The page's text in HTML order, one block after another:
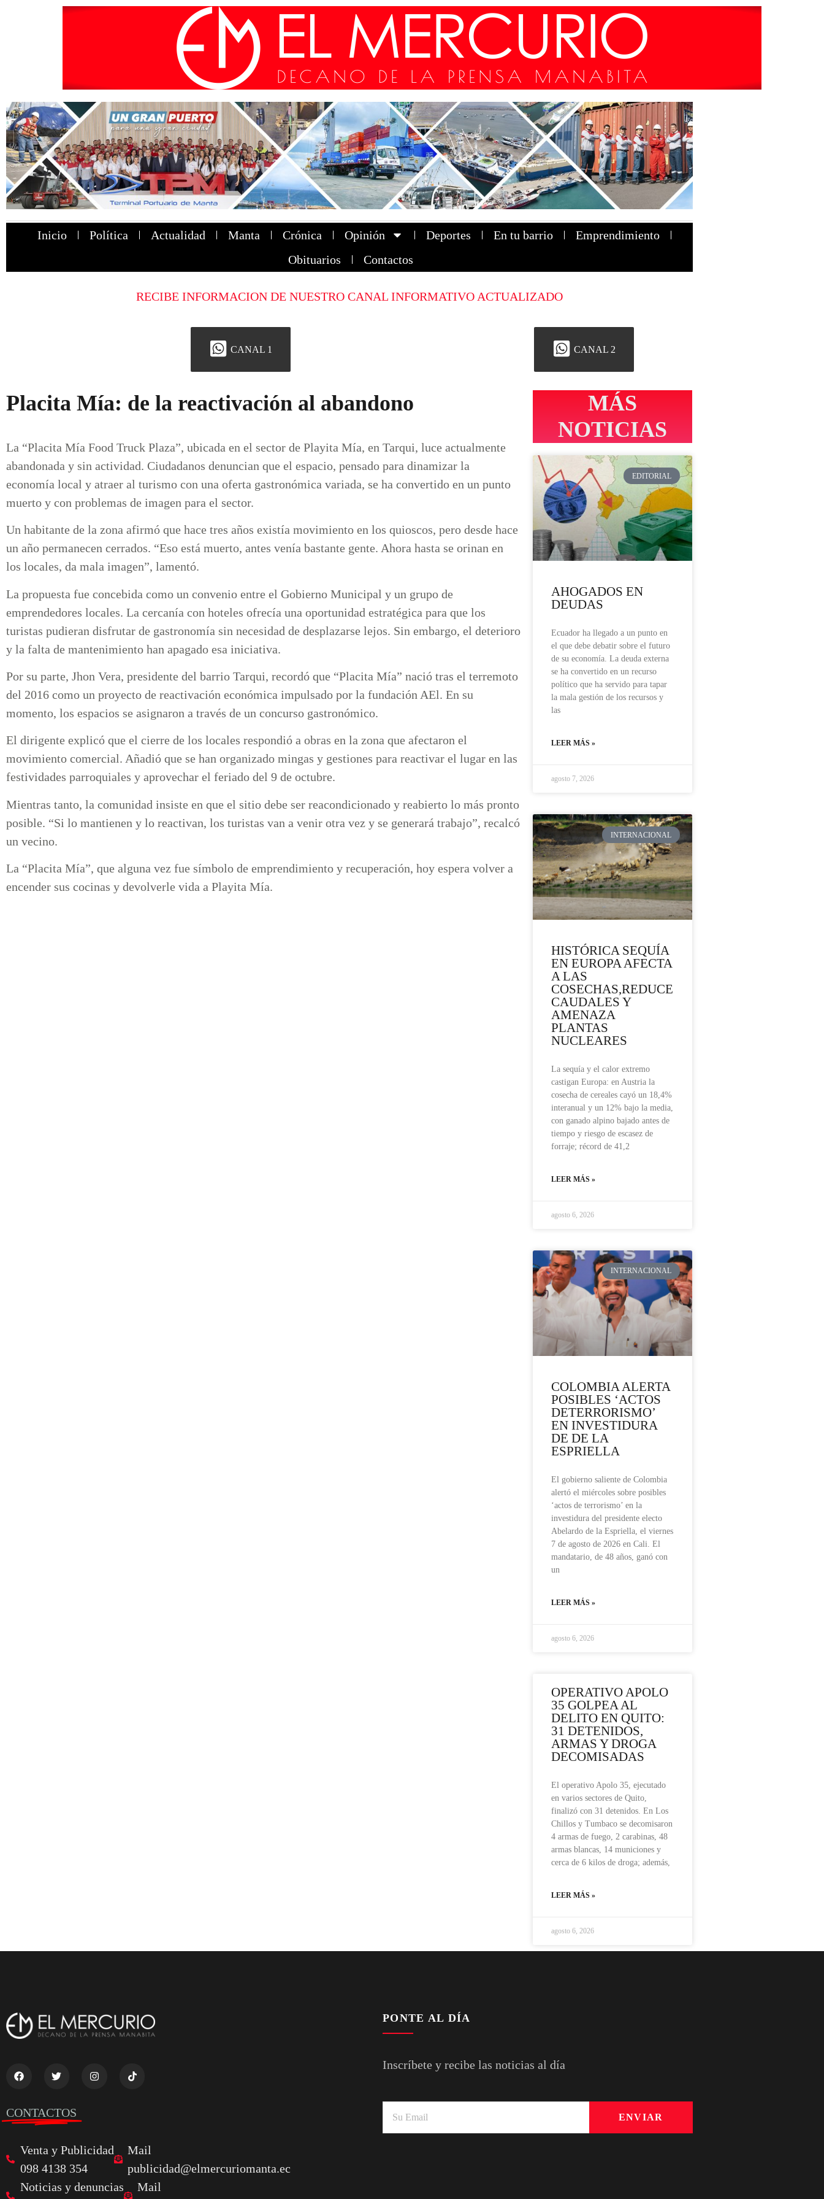
Inicio Política Actualidad Manta Crónica Opinión Deportes En tu barrio
Emprendimiento
Obituarios
Contactos
RECIBE INFORMACION DE NUESTRO CANAL INFORMATIVO ACTUALIZADO
CANAL 1 CANAL 2
Placita Mía: de la reactivación al abandono
La “Placita Mía Food Truck Plaza”, ubicada en el sector de Playita Mía, en Tarqui, luce actualmente
abandonada y sin actividad. Ciudadanos denuncian que el espacio, pensado para dinamizar la
economía local y atraer al turismo con una oferta gastronómica variada, se ha convertido en un punto
muerto y con problemas de imagen para el sector.
Un habitante de la zona afirmó que hace tres años existía movimiento en los quioscos, pero desde hace
un año permanecen cerrados. “Eso está muerto, antes venía bastante gente. Ahora hasta se orinan en
los locales, da mala imagen”, lamentó.
La propuesta fue concebida como un convenio entre el Gobierno Municipal y un grupo de
emprendedores locales. La cercanía con hoteles ofrecía una oportunidad estratégica para que los
turistas pudieran disfrutar de gastronomía sin necesidad de desplazarse lejos. Sin embargo, el deterioro
y la falta de mantenimiento han apagado esa iniciativa.
Por su parte, Jhon Vera, presidente del barrio Tarqui, recordó que “Placita Mía” nació tras el terremoto
del 2016 como un proyecto de reactivación económica impulsado por la fundación AEl. En su
momento, los espacios se asignaron a través de un concurso gastronómico.
El dirigente explicó que el cierre de los locales respondió a obras en la zona que afectaron el
movimiento comercial. Añadió que se han organizado mingas y gestiones para reactivar el lugar en las
festividades parroquiales y aprovechar el feriado del 9 de octubre.
Mientras tanto, la comunidad insiste en que el sitio debe ser reacondicionado y reabierto lo más pronto
posible. “Si lo mantienen y lo reactivan, los turistas van a venir otra vez y se generará trabajo”, recalcó
un vecino.
La “Placita Mía”, que alguna vez fue símbolo de emprendimiento y recuperación, hoy espera volver a
encender sus cocinas y devolverle vida a Playita Mía.
MÁS
NOTICIAS
EDITORIAL
AHOGADOS EN
DEUDAS
Ecuador ha llegado a un punto en
el que debe debatir sobre el futuro
de su economía. La deuda externa
se ha convertido en un recurso
político que ha servido para tapar
la mala gestión de los recursos y
las
LEER MÁS »
agosto 7, 2026
INTERNACIONAL
HISTÓRICA SEQUÍA
EN EUROPA AFECTA
A LAS
COSECHAS,REDUCE
CAUDALES Y
AMENAZA
PLANTAS
NUCLEARES
La sequía y el calor extremo
castigan Europa: en Austria la
cosecha de cereales cayó un 18,4%
interanual y un 12% bajo la media,
con ganado alpino bajado antes de
tiempo y riesgo de escasez de
forraje; récord de 41,2
LEER MÁS »
agosto 6, 2026
INTERNACIONAL
COLOMBIA ALERTA
POSIBLES ‘ACTOS
DETERRORISMO’
EN INVESTIDURA
DE DE LA
ESPRIELLA
El gobierno saliente de Colombia
alertó el miércoles sobre posibles
‘actos de terrorismo’ en la
investidura del presidente electo
Abelardo de la Espriella, el viernes
7 de agosto de 2026 en Cali. El
mandatario, de 48 años, ganó con
un
LEER MÁS »
agosto 6, 2026
OPERATIVO APOLO
35 GOLPEA AL
DELITO EN QUITO:
31 DETENIDOS,
ARMAS Y DROGA
DECOMISADAS
El operativo Apolo 35, ejecutado
en varios sectores de Quito,
finalizó con 31 detenidos. En Los
Chillos y Tumbaco se decomisaron
4 armas de fuego, 2 carabinas, 48
armas blancas, 14 municiones y
cerca de 6 kilos de droga; además,
LEER MÁS »
agosto 6, 2026
CONTACTOS
Venta y Publicidad
098 4138 354
Mail
publicidad@elmercuriomanta.ec
Noticias y denuncias
Mail
PONTE AL DÍA
Inscríbete y recibe las noticias al día
ENVIAR